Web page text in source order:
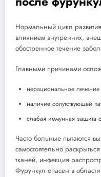
Нормальный цикл
влиянием внутренних,
обостренное течение
Главными причинами
нерациональное лечение
наличие сопутствующей
слабая иммунная защита
Часто больные пытаются
самостоятельно
тканей, инфекция
Фурункул опасен в